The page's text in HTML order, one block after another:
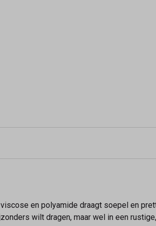
en polyamide draagt soepel en
wilt dragen, maar wel in een rustige,